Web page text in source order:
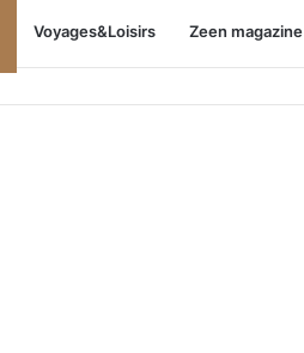
Voyages&Loisirs Zeen magazine